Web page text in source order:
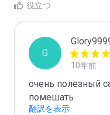
役立つ
G
10年前
очень полезный
помешать
翻訳を表示